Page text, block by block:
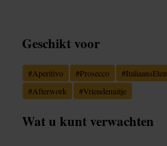
Geschikt voor
#Aperitivo #Prosecco #ItaliaansEten
#Afterwork #Vriendenuitje
Wat u kunt verwachten